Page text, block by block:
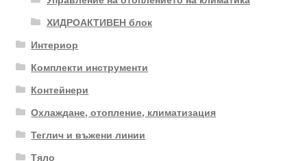
ХИДРОАКТИВЕН блок
Интериор
Комплекти инструменти
Контейнери
Охлаждане, отопление, климатизация
Теглич и въжени линии
Тяло